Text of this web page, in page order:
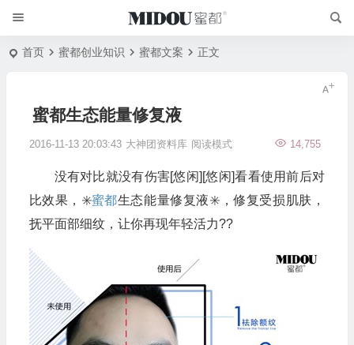
首页 蜜都创业知识 蜜都文案 正文
蜜都生态能量修复液
2016-11-13 20:03:43 大神团资料库 14,755
阅读模式
没有对比就没有伤害[悠闲][悠闲]看看使用前后对
比效果，✳️蜜都生态能量修复液✳️，修复受损肌肤，
抚平面部细纹，让你再现年轻活力??